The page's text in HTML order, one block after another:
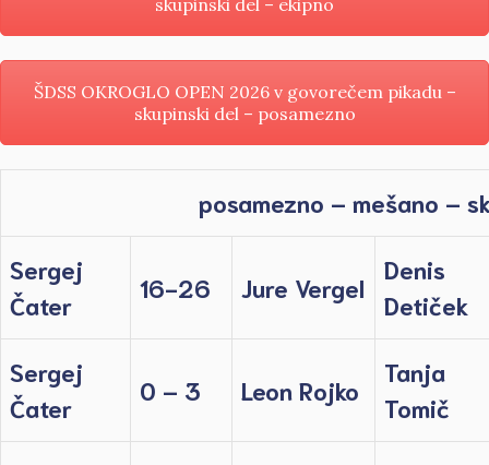
skupinski del – ekipno
ŠDSS OKROGLO OPEN 2026 v govorečem pikadu –
skupinski del – posamezno
posamezno – mešano –
Sergej
Čater
16-26 Jure Vergel
Denis
Detiček
Sergej
Čater
0 – 3 Leon Rojko
Tanja
Tomič